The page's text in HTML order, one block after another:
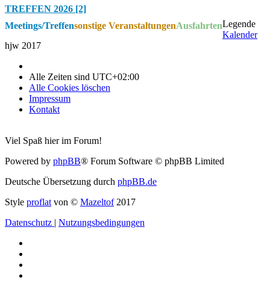
TREFFEN 2026 [2]
Legende
Meetings/Treffensonstige VeranstaltungenAusfahrten
Kalender
hjw 2017
Alle Zeiten sind UTC+02:00
Alle Cookies löschen
Impressum
Kontakt
Viel Spaß hier im Forum!
Powered by phpBB® Forum Software © phpBB Limited
Deutsche Übersetzung durch phpBB.de
Style proflat von © Mazeltof2017
Datenschutz | Nutzungsbedingungen